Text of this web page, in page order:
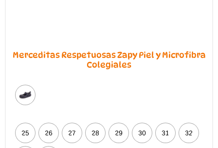
Merceditas Respetuosas Zapy Piel y Microfibra
Colegiales
25 26 27 28 29 30 31 32